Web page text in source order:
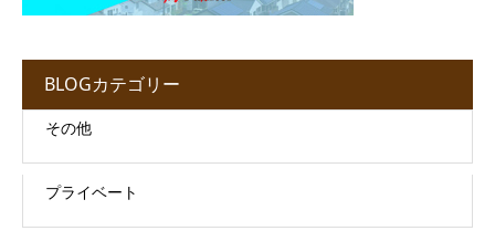
BLOGカテゴリー
その他
プライベート